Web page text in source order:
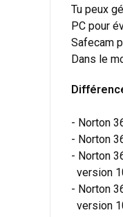
Tu peux
PC pour
Safecam
Dans le
- Norton
- Norton
- Norton
version
- Norton
version